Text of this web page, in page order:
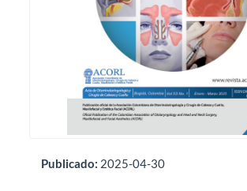
Publicado: 2025-04-30